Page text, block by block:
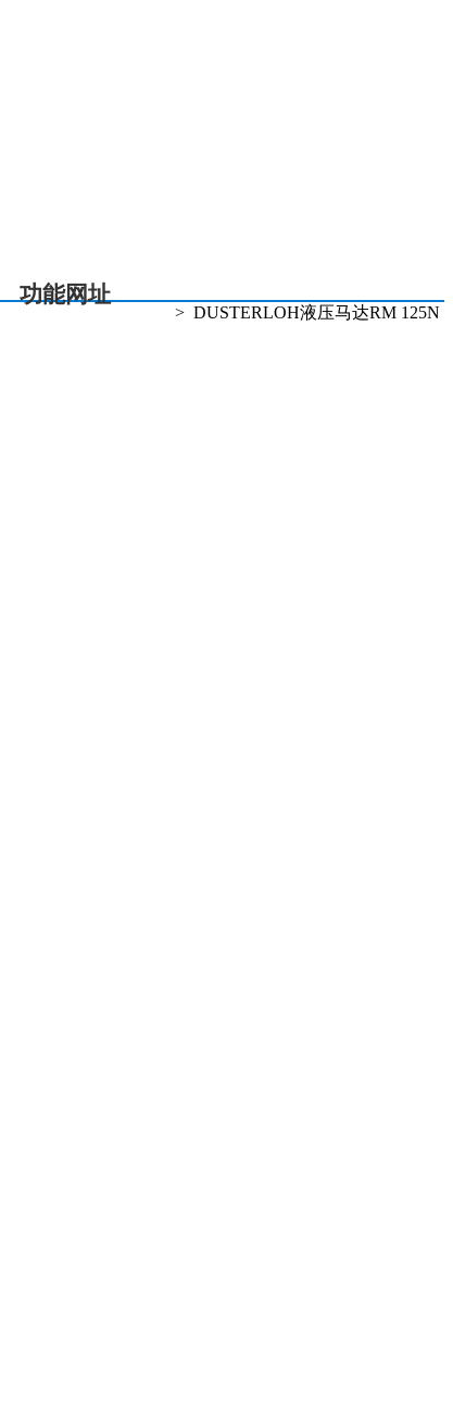
功能网址
> DUSTERLOH液压马达RM 125N